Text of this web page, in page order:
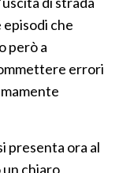
episodi che
però a
errori
presenta ora al
un chiaro